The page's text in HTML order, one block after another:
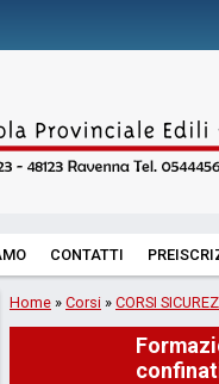
CONTATTI
Home » Corsi » CORSI